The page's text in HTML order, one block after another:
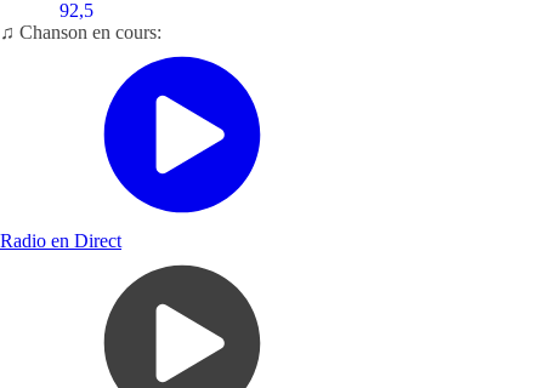
92,5
♫ Chanson en cours:
Radio en Direct